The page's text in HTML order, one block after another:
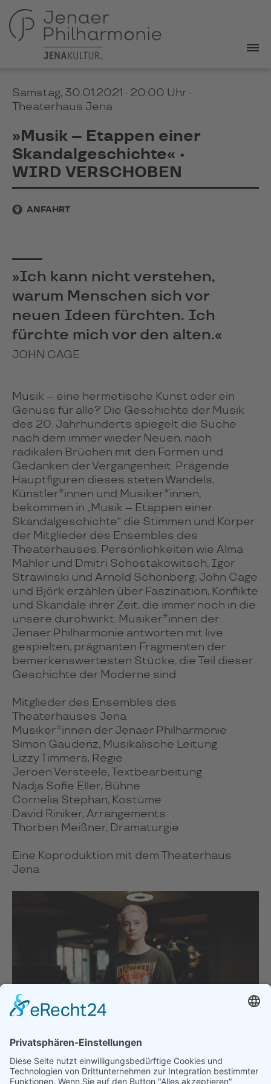
Samstag, 30.01.2021 · 20:00 Uhr ·
Theaterhaus Jena
»Musik – Etappen einer
Skandalgeschichte« •
WIRD VERSCHOBEN
ANFAHRT
»Ich kann nicht verstehen,
warum Menschen sich vor
neuen Ideen fürchten. Ich
fürchte mich vor den alten.«
JOHN CAGE
Musik – eine hermetische Kunst oder ein
Genuss für alle? Die Geschichte der Musik
des 20. Jahrhunderts spiegelt die Suche
nach dem immer wieder Neuen, nach
radikalen Brüchen mit den Formen und
Gedanken der Vergangenheit. Prägende
Hauptfiguren dieses steten Wandels,
Künstler*innen und Musiker*innen,
bekommen in „Musik – Etappen einer
Skandalgeschichte“ die Stimmen und Körper
der Mitglieder des Ensembles des
Theaterhauses. Persönlichkeiten wie Alma
Mahler und Dmitri Schostakowitsch, Igor
Strawinski und Arnold Schönberg, John Cage
und Björk erzählen über Faszination, Konflikte
und Skandale ihrer Zeit, die immer noch in die
unsere durchwirkt. Musiker*innen der
Jenaer Philharmonie antworten mit live
gespielten, prägnanten Fragmenten der
bemerkenswertesten Stücke, die Teil dieser
Geschichte der Moderne sind.
Mitglieder des Ensembles des
Theaterhauses Jena
Musiker*innen der Jenaer Philharmonie
Simon Gaudenz, Musikalische Leitung
Lizzy Timmers, Regie
Jeroen Versteele, Textbearbeitung
Nadja Sofie Eller, Bühne
Cornelia Stephan, Kostüme
David Riniker, Arrangements
Thorben Meißner, Dramaturgie
Eine Koproduktion mit dem Theaterhaus
Jena
Foto: Jan Dirk van der Burg